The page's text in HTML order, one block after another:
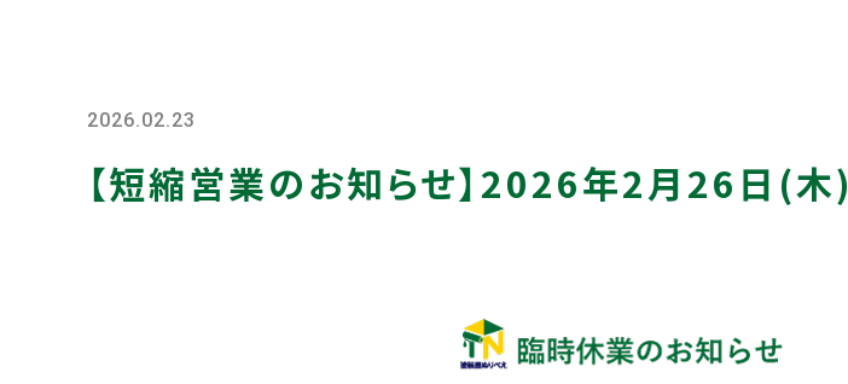
2026.02.23
【短縮営業のお知らせ】2026年2月26日(木)